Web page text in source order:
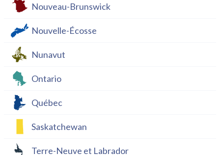
Nouveau-Brunswick
Nouvelle-Écosse
Nunavut
Ontario
Québec
Saskatchewan
Terre-Neuve et Labrador